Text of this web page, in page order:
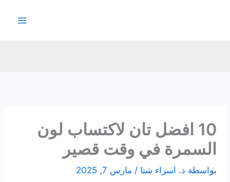
10 افضل تان لاكتساب لون
السمرة في وقت قصير
بواسطة د. اسراء شتا/ مارس 7, 2025